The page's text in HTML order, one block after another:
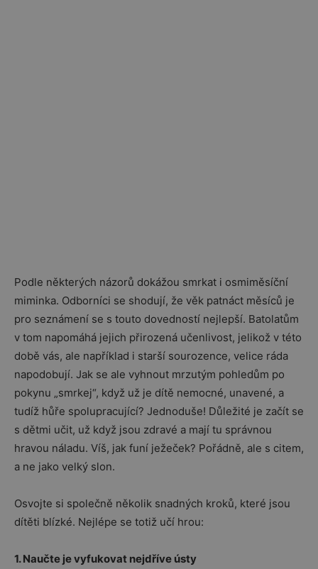
Podle některých názorů dokážou smrkat i osmiměsíční
miminka. Odborníci se shodují, že věk patnáct měsíců je
pro seznámení se s touto dovedností nejlepší. Batolatům
v tom napomáhá jejich přirozená učenlivost, jelikož v této
době vás, ale například i starší sourozence, velice ráda
napodobují. Jak se ale vyhnout mrzutým pohledům po
pokynu „smrkej“, když už je dítě nemocné, unavené, a
tudíž hůře spolupracující? Jednoduše! Důležité je začít se
s dětmi učit, už když jsou zdravé a mají tu správnou
hravou náladu. Víš, jak funí ježeček? Pořádně, ale s citem,
a ne jako velký slon.
Osvojte si společně několik snadných kroků, které jsou
dítěti blízké. Nejlépe se totiž učí hrou:
1. Naučte je vyfukovat nejdříve ústy